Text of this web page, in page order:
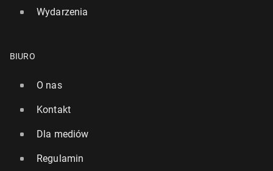
Wydarzenia
BIURO
O nas
Kontakt
Dla mediów
Regulamin